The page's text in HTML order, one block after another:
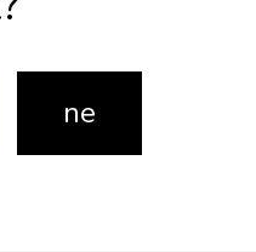
bez použití
Pro vyčištění
ze shora popel a
a olejem.
ne